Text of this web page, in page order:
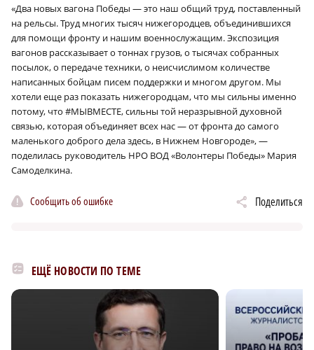
«Два новых вагона Победы — это наш общий труд, поставленный
на рельсы. Труд многих тысяч нижегородцев, объединившихся
для помощи фронту и нашим военнослужащим. Экспозиция
вагонов рассказывает о тоннах грузов, о тысячах собранных
посылок, о передаче техники, о неисчислимом количестве
написанных бойцам писем поддержки и многом другом. Мы
хотели еще раз показать нижегородцам, что мы сильны именно
потому, что #МЫВМЕСТЕ, сильны той неразрывной духовной
связью, которая объединяет всех нас — от фронта до самого
маленького доброго дела здесь, в Нижнем Новгороде», —
поделилась руководитель НРО ВОД «Волонтеры Победы» Мария
Самоделкина.
Сообщить об ошибке Поделиться
ЕЩЁ НОВОСТИ ПО ТЕМЕ